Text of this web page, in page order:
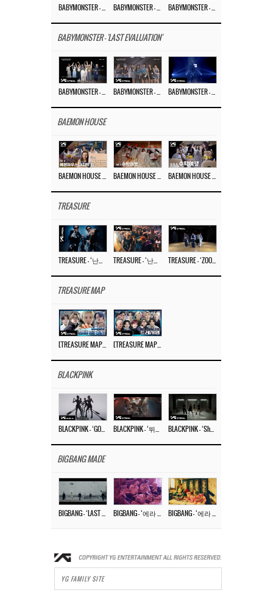
BABYMONSTER - 'LAST EVALUATION'
BAEMON HOUSE
TREASURE
TREASURE MAP
BLACKPINK
BIGBANG MADE
YG FAMILY SITE